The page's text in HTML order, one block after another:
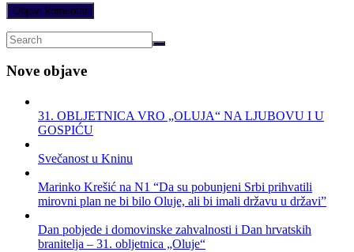
Nove objave
31. OBLJETNICA VRO „OLUJA“ NA LJUBOVU I U
GOSPIĆU
Svečanost u Kninu
Marinko Krešić na N1 “Da su pobunjeni Srbi prihvatili
mirovni plan ne bi bilo Oluje, ali bi imali državu u državi”
Dan pobjede i domovinske zahvalnosti i Dan hrvatskih
branitelja – 31. obljetnica „Oluje“